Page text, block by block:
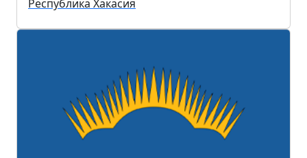
Республика Хакасия